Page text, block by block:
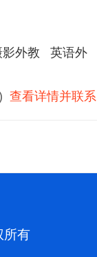
影外教
英语外
查看详情并联系
所有